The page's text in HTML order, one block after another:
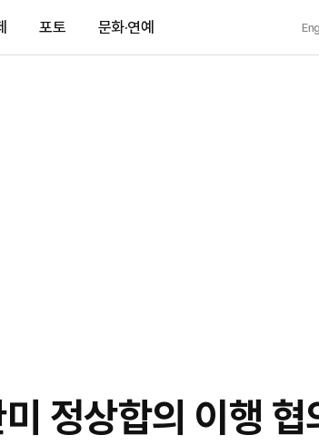
포토 문화·연예
정상합의 이행 협